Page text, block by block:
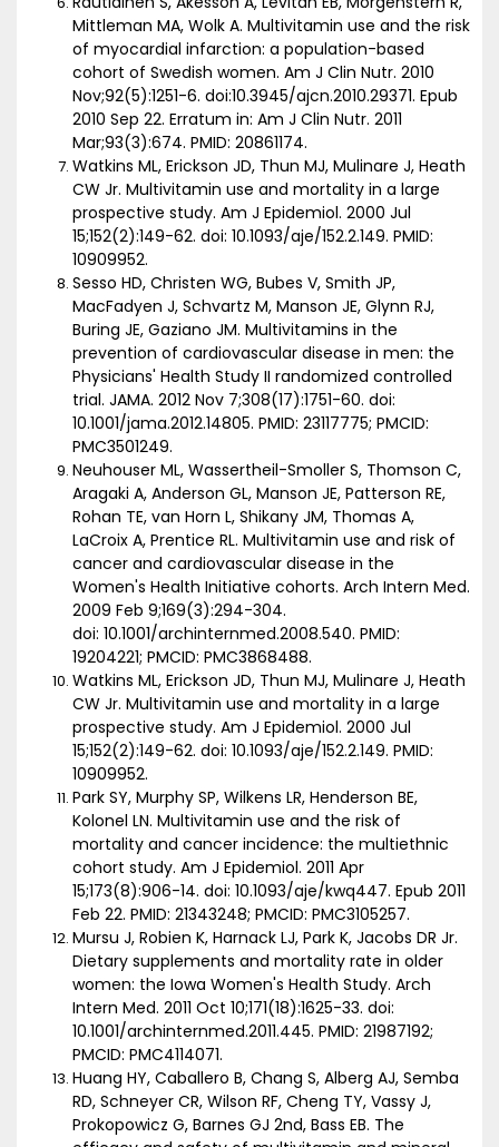
Mittleman MA, Wolk A. Multivitamin use and the risk
of myocardial infarction: a population-based
cohort of Swedish women. Am J Clin Nutr. 2010
Nov;92(5):1251-6. doi:10.3945/ajcn.2010.29371. Epub
2010 Sep 22. Erratum in: Am J Clin Nutr. 2011
Mar;93(3):674. PMID: 20861174.
Watkins ML, Erickson JD, Thun MJ, Mulinare J, Heath
CW Jr. Multivitamin use and mortality in a large
prospective study. Am J Epidemiol. 2000 Jul
15;152(2):149-62. doi: 10.1093/aje/152.2.149. PMID:
10909952.
Sesso HD, Christen WG, Bubes V, Smith JP,
MacFadyen J, Schvartz M, Manson JE, Glynn RJ,
Buring JE, Gaziano JM. Multivitamins in the
prevention of cardiovascular disease in men: the
Physicians' Health Study II randomized controlled
trial. JAMA. 2012 Nov 7;308(17):1751-60. doi:
10.1001/jama.2012.14805. PMID: 23117775; PMCID:
PMC3501249.
Neuhouser ML, Wassertheil-Smoller S, Thomson C,
Aragaki A, Anderson GL, Manson JE, Patterson RE,
Rohan TE, van Horn L, Shikany JM, Thomas A,
LaCroix A, Prentice RL. Multivitamin use and risk of
cancer and cardiovascular disease in the
Women's Health Initiative cohorts. Arch Intern Med.
2009 Feb 9;169(3):294-304.
doi: 10.1001/archinternmed.2008.540. PMID:
19204221; PMCID: PMC3868488.
Watkins ML, Erickson JD, Thun MJ, Mulinare J, Heath
CW Jr. Multivitamin use and mortality in a large
prospective study. Am J Epidemiol. 2000 Jul
15;152(2):149-62. doi: 10.1093/aje/152.2.149. PMID:
10909952.
Park SY, Murphy SP, Wilkens LR, Henderson BE,
Kolonel LN. Multivitamin use and the risk of
mortality and cancer incidence: the multiethnic
cohort study. Am J Epidemiol. 2011 Apr
15;173(8):906-14. doi: 10.1093/aje/kwq447. Epub 2011
Feb 22. PMID: 21343248; PMCID: PMC3105257.
Mursu J, Robien K, Harnack LJ, Park K, Jacobs DR Jr.
Dietary supplements and mortality rate in older
women: the Iowa Women's Health Study. Arch
Intern Med. 2011 Oct 10;171(18):1625-33. doi:
10.1001/archinternmed.2011.445. PMID: 21987192;
PMCID: PMC4114071.
Huang HY, Caballero B, Chang S, Alberg AJ, Semba
RD, Schneyer CR, Wilson RF, Cheng TY, Vassy J,
Prokopowicz G, Barnes GJ 2nd, Bass EB. The